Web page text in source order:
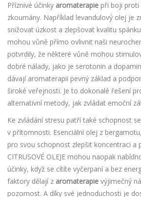
Příznivé účinky aromaterapie při boji proti
zkoumány. Například levandulový olej je
snižovat úzkost a zlepšovat kvalitu
mohou vůně přímo ovlivnit naši
potvrdily, že některé vůně mohou
dobré nálady, jako je serotonin a
dávají aromaterapii pevný základ a
široké veřejnosti. Je to dokonalé řešení
alternativní metody, jak zvládat emoční
Ke zvládání stresu patří také schopnost
v přítomnosti. Esenciální olej z
pro svou schopnost zlepšit koncentraci a
CITRUSOVÉ OLEJE mohou naopak
účinky, když se cítíte vyčerpaní a bez
faktory dělají z aromaterapie výjimečný
pozornost. A díky své jednoduchosti je